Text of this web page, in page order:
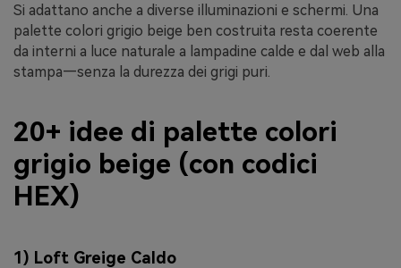
Si adattano anche a diverse illuminazioni e schermi. Una
palette colori grigio beige ben costruita resta coerente
da interni a luce naturale a lampadine calde e dal web alla
stampa—senza la durezza dei grigi puri.
20+ idee di palette colori
grigio beige (con codici
HEX)
1) Loft Greige Caldo